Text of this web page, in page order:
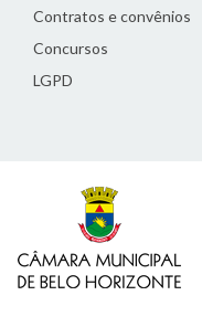
Contratos e convênios
Concursos
LGPD